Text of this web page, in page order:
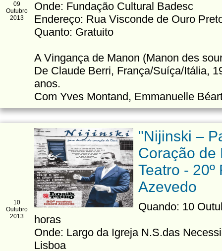
09
Outubro
2013
Onde: Fundação Cultural Badesc
Endereço: Rua Visconde de Ouro
Quanto: Gratuito
A Vingança de Manon (Manon des
De Claude Berri, França/Suíça/Itália,
anos.
Com Yves Montand, Emmanuelle
10
Outubro
2013
"Nijinski –
Coração de
Teatro -
Azevedo
Quando: 10
horas
Onde: Largo da Igreja N.S.das
Lisboa